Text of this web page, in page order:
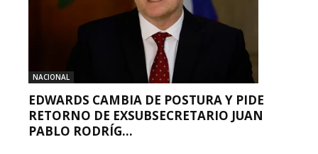
NACIONAL
EDWARDS CAMBIA DE POSTURA Y PIDE
RETORNO DE EXSUBSECRETARIO JUAN
PABLO RODRÍG...